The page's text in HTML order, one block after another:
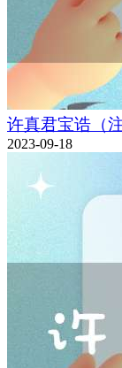
许真君宝诰（注
2023-09-18